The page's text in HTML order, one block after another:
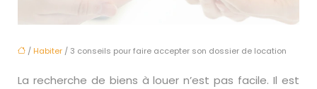
/ Habiter / 3 conseils pour faire accepter son dossier de location
La recherche de biens à louer n’est pas facile. Il est